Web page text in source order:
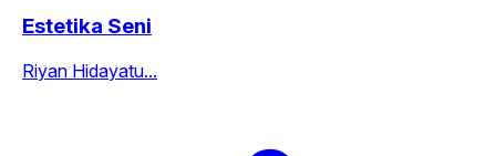
Estetika Seni
Riyan Hidayatu...